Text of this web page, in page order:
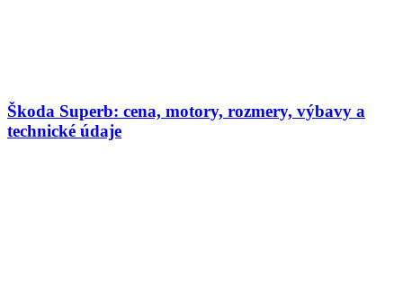
Škoda Superb: cena, motory, rozmery, výbavy a
technické údaje